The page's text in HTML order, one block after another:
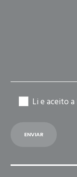
Li e aceito a